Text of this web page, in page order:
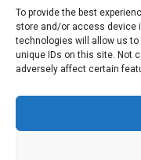
To provide the best
store and/or access device
technologies will allow us
unique IDs on this site. Not
adversely affect certain